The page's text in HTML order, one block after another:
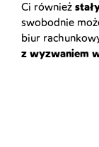
Ci również
swobodnie
biur
z wyzwaniem